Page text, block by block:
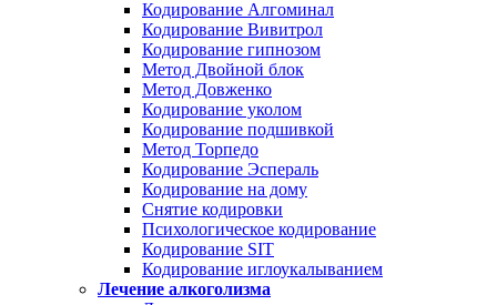
Кодирование Алгоминал
Кодирование Вивитрол
Кодирование гипнозом
Метод Двойной блок
Метод Довженко
Кодирование уколом
Кодирование подшивкой
Метод Торпедо
Кодирование Эспераль
Кодирование на дому
Снятие кодировки
Психологическое кодирование
Кодирование SIT
Кодирование иглоукалыванием
Лечение алкоголизма